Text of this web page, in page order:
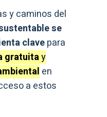
y caminos del
se
clavepara
gratuitay
en
a estos